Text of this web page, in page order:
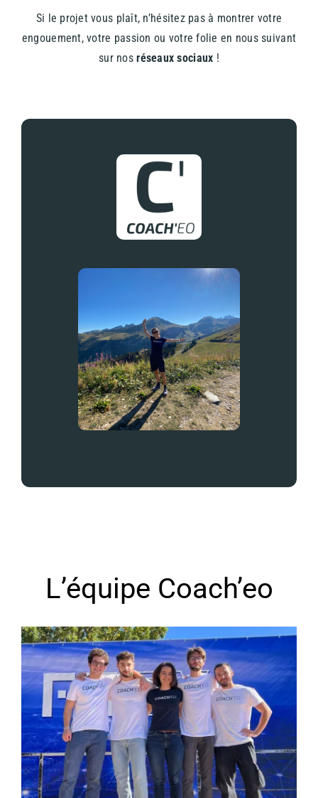
Si le projet vous plaît, n’hésitez pas à montrer votre
engouement, votre passion ou votre folie en nous suivant
sur nosréseaux sociaux !
L’équipe Coach’eo